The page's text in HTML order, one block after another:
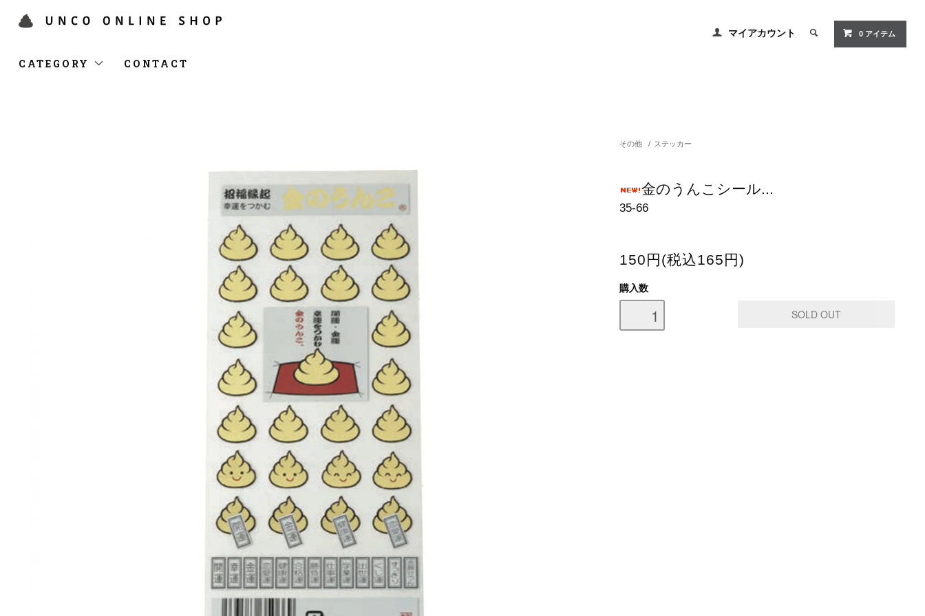
マイアカウント 0 アイテム
CATEGORY CONTACT
その他 / ステッカー
金のうんこシール...
35-66
150円(税込165円)
購入数